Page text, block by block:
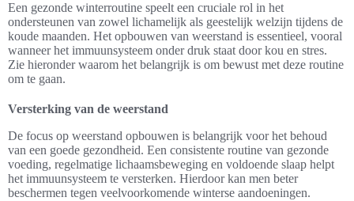
Een gezonde winterroutine speelt een cruciale rol in het
ondersteunen van zowel lichamelijk als geestelijk welzijn tijdens de
koude maanden. Het opbouwen van weerstand is essentieel, vooral
wanneer het immuunsysteem onder druk staat door kou en stres.
Zie hieronder waarom het belangrijk is om bewust met deze routine
om te gaan.
Versterking van de weerstand
De focus op weerstand opbouwen is belangrijk voor het behoud
van een goede gezondheid. Een consistente routine van gezonde
voeding, regelmatige lichaamsbeweging en voldoende slaap helpt
het immuunsysteem te versterken. Hierdoor kan men beter
beschermen tegen veelvoorkomende winterse aandoeningen.